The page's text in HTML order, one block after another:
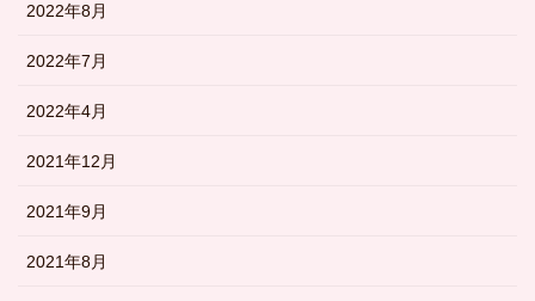
2022年8月
2022年7月
2022年4月
2021年12月
2021年9月
2021年8月